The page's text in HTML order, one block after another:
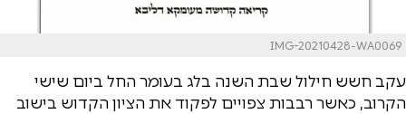
IMG-20210428-WA0069
עקב חשש חילול שבת השנה בלג בעומר החל ביום שישי
הקרוב, כאשר רבבות צפויים לפקוד את הציון הקדוש בישוב